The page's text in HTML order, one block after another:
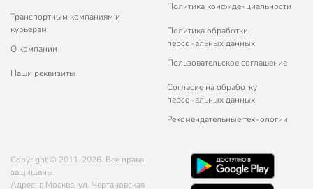
ручки
Набор
поштучно
круглый
без подставки
Особенности конструкции
с толстым дном
глубокий
Транспортным компаниям и
курьерам
О компании
Наши реквизиты
Политика конфиденциальности
Политика обработки
персональных данных
Пользовательское соглашение
Согласие на обработку
персональных данных
Рекомендательные технологии
Copyright © 2011-2026. Все права
защищены.
Адрес: г. Москва, ул. Чертановская